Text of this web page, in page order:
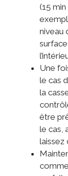
(15
niveau
surface
Une
le cas
la
être
le cas,
laissez